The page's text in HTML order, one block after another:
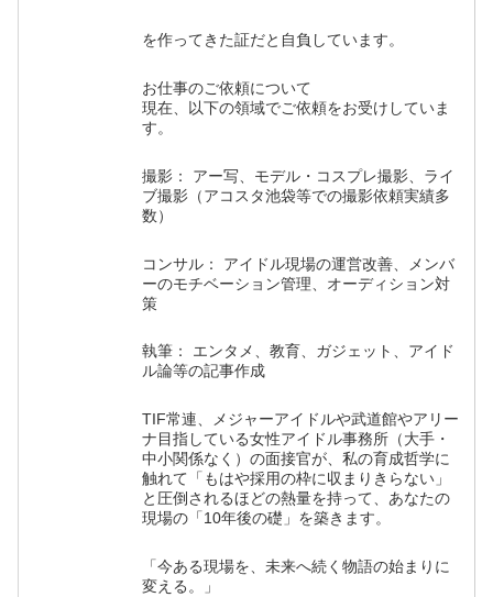
を作ってきた証だと自負しています。
お仕事のご依頼について
現在、以下の領域でご依頼をお受けしていま
す。
撮影： アー写、モデル・コスプレ撮影、ライ
ブ撮影（アコスタ池袋等での撮影依頼実績多
数）
コンサル： アイドル現場の運営改善、メンバ
ーのモチベーション管理、オーディション対
策
執筆： エンタメ、教育、ガジェット、アイド
ル論等の記事作成
TIF常連、メジャーアイドルや武道館やアリー
ナ目指している女性アイドル事務所（大手・
中小関係なく）の面接官が、私の育成哲学に
触れて「もはや採用の枠に収まりきらない」
と圧倒されるほどの熱量を持って、あなたの
現場の「10年後の礎」を築きます。
「今ある現場を、未来へ続く物語の始まりに
変える。」